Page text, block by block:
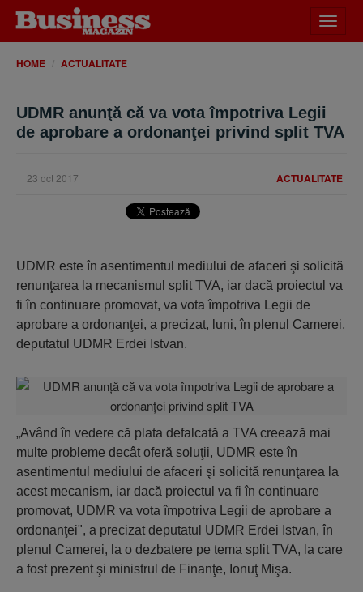
meniu
HOME ACTUALITATE
UDMR anunţă că va vota împotriva Legii
de aprobare a ordonanţei privind split TVA
ACTUALITATE
23 oct 2017
UDMR este în asentimentul mediului de afaceri şi solicită
renunţarea la mecanismul split TVA, iar dacă proiectul va
fi în continuare promovat, va vota împotriva Legii de
aprobare a ordonanţei, a precizat, luni, în plenul Camerei,
deputatul UDMR Erdei Istvan.
„Având în vedere că plata defalcată a TVA creează mai
multe probleme decât oferă soluţii, UDMR este în
asentimentul mediului de afaceri şi solicită renunţarea la
acest mecanism, iar dacă proiectul va fi în continuare
promovat, UDMR va vota împotriva Legii de aprobare a
ordonanţei", a precizat deputatul UDMR Erdei Istvan, în
plenul Camerei, la o dezbatere pe tema split TVA, la care
a fost prezent şi ministrul de Finanţe, Ionuţ Mişa.